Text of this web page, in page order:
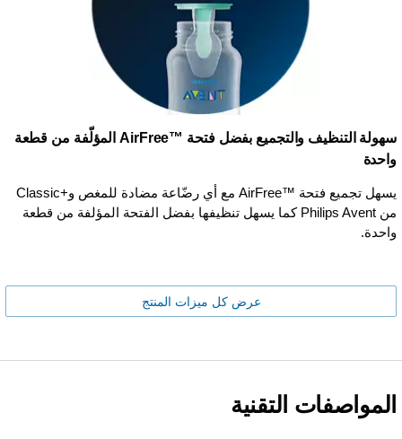
سهولة التنظيف والتجميع بفضل فتحة AirFree™‎ المؤلّفة من قطعة
واحدة
يسهل تجميع فتحة AirFree™‎ مع أي رضّاعة مضادة للمغص وClassic+‎
من Philips Avent كما يسهل تنظيفها بفضل الفتحة المؤلفة من قطعة
واحدة.
عرض كل ميزات المنتج
المواصفات التقنية